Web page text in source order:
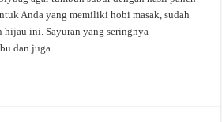
Anda yang memiliki hobi masak, sudah
hijau ini. Sayuran yang seringnya
dan juga …